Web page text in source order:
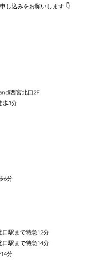
し込みをお願いします 👇
西宮北口2F
歩3分
6分
駅まで特急12分
駅まで特急14分
分